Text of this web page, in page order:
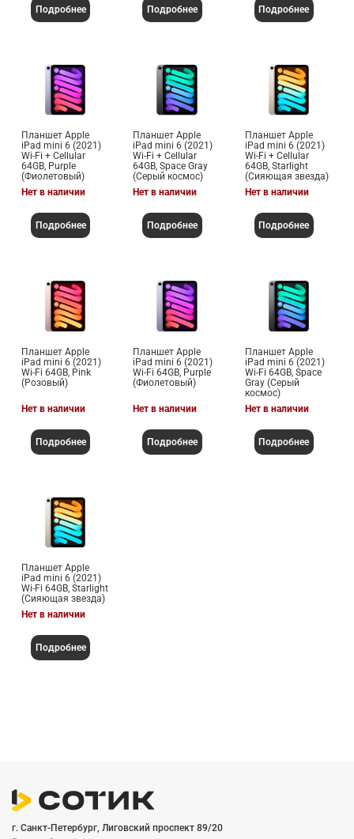
Подробнее Подробнее Подробнее
Планшет Apple
iPad mini 6 (2021)
Wi-Fi + Cellular
64GB, Purple
(Фиолетовый)
Нет в наличии
Подробнее
Планшет Apple
iPad mini 6 (2021)
Wi-Fi + Cellular
64GB, Space Gray
(Серый космос)
Нет в наличии
Подробнее
Планшет Apple
iPad mini 6 (2021)
Wi-Fi + Cellular
64GB, Starlight
(Сияющая звезда)
Нет в наличии
Подробнее
Планшет Apple
iPad mini 6 (2021)
Wi-Fi 64GB, Pink
(Розовый)
Нет в наличии
Подробнее
Планшет Apple
iPad mini 6 (2021)
Wi-Fi 64GB, Purple
(Фиолетовый)
Нет в наличии
Подробнее
Планшет Apple
iPad mini 6 (2021)
Wi-Fi 64GB, Space
Gray (Серый
космос)
Нет в наличии
Подробнее
Планшет Apple
iPad mini 6 (2021)
Wi-Fi 64GB, Starlight
(Сияющая звезда)
Нет в наличии
Подробнее
г. Санкт-Петербург, Лиговский проспект 89/20